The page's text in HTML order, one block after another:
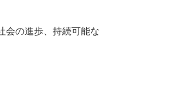
会の進歩、持続可能な